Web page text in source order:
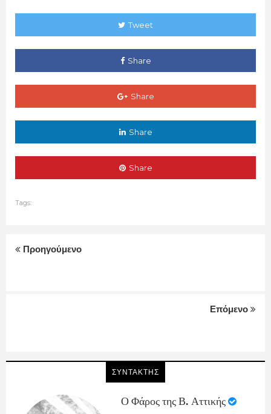
Tweet
Share
Share
Share
Share
Tags:
Προηγούμενο
Επόμενο
ΣΥΝΤΑΚΤΗΣ
Ο Φάρος της Β. Αττικής